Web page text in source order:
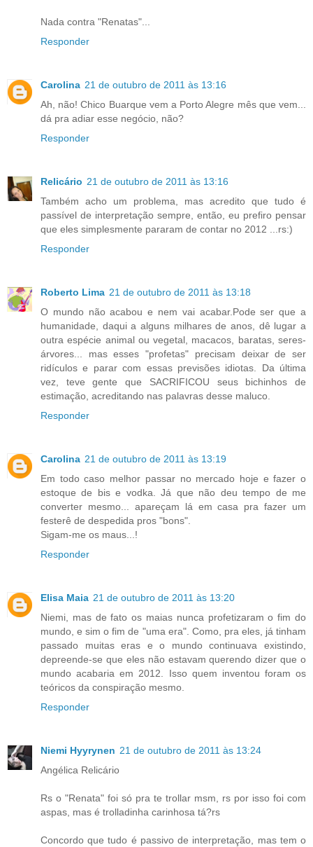
Nada contra "Renatas"...
Responder
Carolina 21 de outubro de 2011 às 13:16
Ah, não! Chico Buarque vem a Porto Alegre mês que vem...
dá pra adiar esse negócio, não?
Responder
Relicário 21 de outubro de 2011 às 13:16
Também acho um problema, mas acredito que tudo é
passível de interpretação sempre, então, eu prefiro pensar
que eles simplesmente pararam de contar no 2012 ...rs:)
Responder
Roberto Lima 21 de outubro de 2011 às 13:18
O mundo não acabou e nem vai acabar.Pode ser que a
humanidade, daqui a alguns milhares de anos, dê lugar a
outra espécie animal ou vegetal, macacos, baratas, seres-
árvores... mas esses "profetas" precisam deixar de ser
ridículos e parar com essas previsões idiotas. Da última
vez, teve gente que SACRIFICOU seus bichinhos de
estimação, acreditando nas palavras desse maluco.
Responder
Carolina 21 de outubro de 2011 às 13:19
Em todo caso melhor passar no mercado hoje e fazer o
estoque de bis e vodka. Já que não deu tempo de me
converter mesmo... apareçam lá em casa pra fazer um
festerê de despedida pros "bons".
Sigam-me os maus...!
Responder
Elisa Maia 21 de outubro de 2011 às 13:20
Niemi, mas de fato os maias nunca profetizaram o fim do
mundo, e sim o fim de "uma era". Como, pra eles, já tinham
passado muitas eras e o mundo continuava existindo,
depreende-se que eles não estavam querendo dizer que o
mundo acabaria em 2012. Isso quem inventou foram os
teóricos da conspiração mesmo.
Responder
Niemi Hyyrynen 21 de outubro de 2011 às 13:24
Angélica Relicário
Rs o "Renata" foi só pra te trollar msm, rs por isso foi com
aspas, mas é trolladinha carinhosa tá?rs
Concordo que tudo é passivo de interpretação, mas tem o